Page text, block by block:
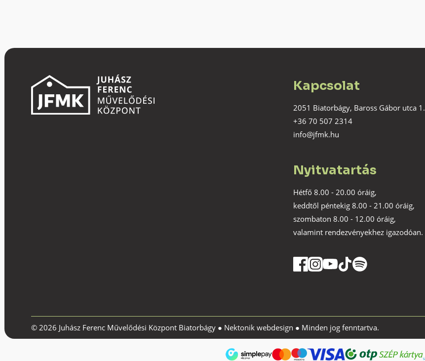
Kapcsolat
2051 Biatorbágy, Baross Gábor utca 1.
+36 70 507 2314
info@jfmk.hu
Nyitvatartás
Hétfő 8.00 - 20.00 óráig,
keddtől péntekig 8.00 - 21.00 óráig,
szombaton 8.00 - 12.00 óráig,
valamint rendezvényekhez igazodóan.
© 2026 Juhász Ferenc Művelődési Központ Biatorbágy ● Nektonik webdesign ● Minden jog fenntartva.